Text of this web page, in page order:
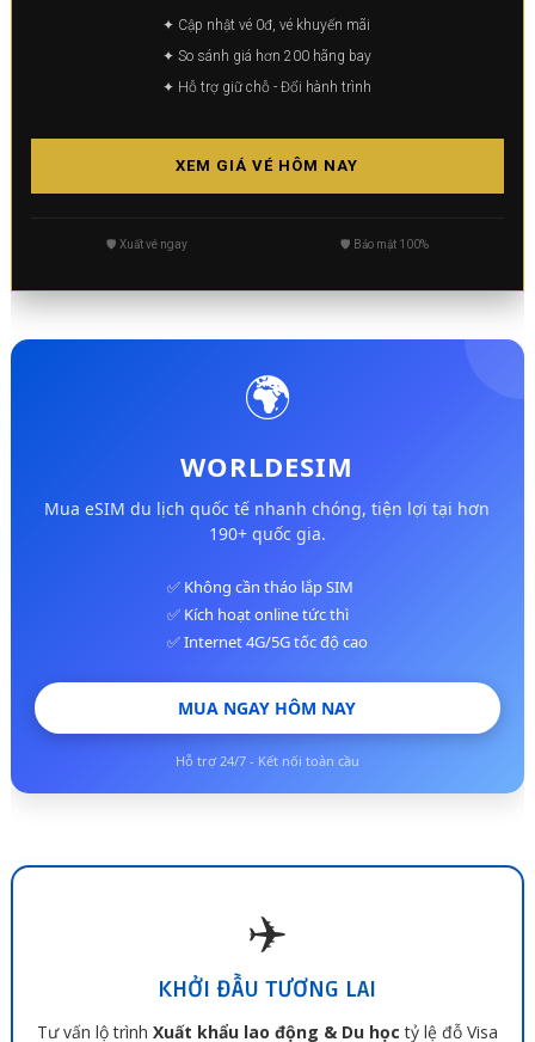
✦ Cập nhật vé 0đ, vé khuyến mãi
✦ So sánh giá hơn 200 hãng bay
✦ Hỗ trợ giữ chỗ - Đổi hành trình
XEM GIÁ VÉ HÔM NAY
🛡️ Xuất vé ngay 🛡️ Bảo mật 100%
🌍
WORLDESIM
Mua eSIM du lịch quốc tế nhanh chóng, tiện lợi tại hơn
190+ quốc gia.
✅ Không cần tháo lắp SIM
✅ Kích hoạt online tức thì
✅ Internet 4G/5G tốc độ cao
MUA NGAY HÔM NAY
Hỗ trợ 24/7 - Kết nối toàn cầu
✈️
KHỞI ĐẦU TƯƠNG LAI
Tư vấn lộ trình Xuất khẩu lao động & Du học tỷ lệ đỗ Visa